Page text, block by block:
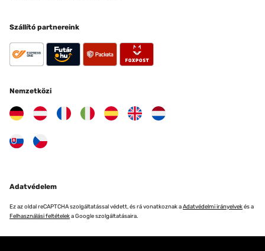
Szállító partnereink
Nemzetközi
Adatvédelem
Ez az oldal reCAPTCHA szolgáltatással védett, és rá vonatkoznak aAdatvédelmi irányelvekés a
Felhasználási feltételeka Google szolgáltatásaira.